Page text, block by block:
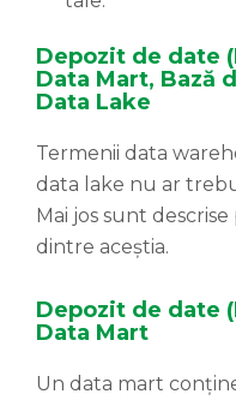
Depozit de date
Data Mart, Bază
Data Lake
Termenii data
data lake nu ar
Mai jos sunt
dintre aceștia.
Depozit de date
Data Mart
Un data mart